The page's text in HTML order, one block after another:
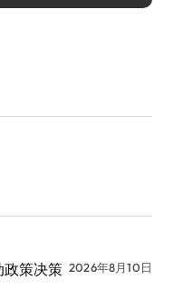
策决策 2026年8月10日